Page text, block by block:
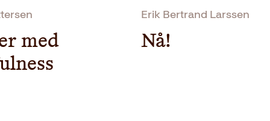
«Bøhlers budskap
Bok365, terningkast
med
Erik Bertrand Larssen
Nå!